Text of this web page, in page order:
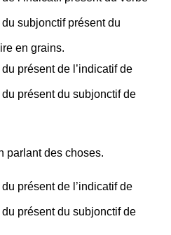
subjonctif présent du
en grains.
présent de l’indicatif de
présent du subjonctif de
parlant des choses.
présent de l’indicatif de
présent du subjonctif de